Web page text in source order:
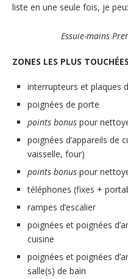
liste en une seule fois, je
Essuie-mains
ZONES LES PLUS
interrupteurs et plaques
poignées de porte
points bonus pour
poignées d’appareils de
vaisselle, four)
points bonus pour
téléphones (fixes +
rampes d’escalier
poignées et poignées
cuisine
poignées et poignées
salle(s) de bain